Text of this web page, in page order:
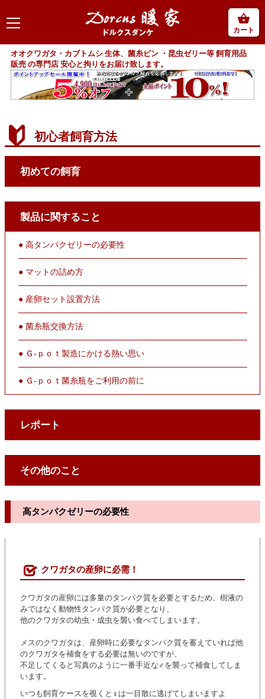
カート
オオクワガタ・カブトムシ 生体、菌糸ビン ・昆虫ゼリー等 飼育用品
販売 の専門店 安心と拘りをお届け致します。
初心者飼育方法
初めての飼育
製品に関すること
● 高タンパクゼリーの必要性
● マットの詰め方
● 産卵セット設置方法
● 菌糸瓶交換方法
● Ｇ-ｐｏｔ製造にかける熱い思い
● Ｇ-ｐｏｔ菌糸瓶をご利用の前に
レポート
その他のこと
高タンパクゼリーの必要性
クワガタの産卵に必需！
クワガタの産卵には多量のタンパク質を必要とするため、樹液の
みではなく動物性タンパク質が必要となり、
他のクワガタの幼虫・成虫を襲い食べてしまいます。
メスのクワガタは、産卵時に必要なタンパク質を蓄えていれば他
のクワガタを補食をする必要は無いのですが、
不足してくると写真のように一番手近な♂を襲って補食してしま
います。
いつも飼育ケースを覗くと♀は一目散に逃げてしまいますよ